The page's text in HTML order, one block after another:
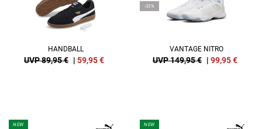
HANDBALL
UVP 89,95 € | 59,95€
-33%
VANTAGE NITRO
UVP 149,95 € | 99,95€
NEW NEW